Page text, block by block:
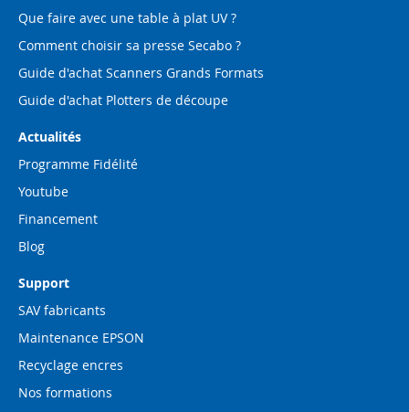
Que faire avec une table à plat UV ?
Comment choisir sa presse Secabo ?
Guide d'achat Scanners Grands Formats
Guide d'achat Plotters de découpe
Actualités
Programme Fidélité
Youtube
Financement
Blog
Support
SAV fabricants
Maintenance EPSON
Recyclage encres
Nos formations